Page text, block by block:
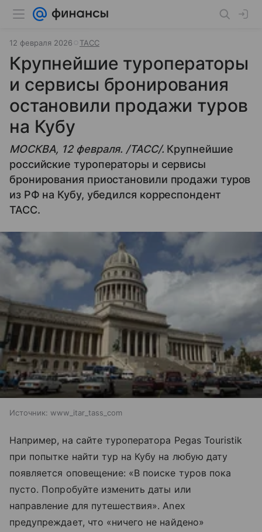
12 февраля 2026 ТАСС
Крупнейшие туроператоры
и сервисы бронирования
остановили продажи туров
на Кубу
МОСКВА, 12 февраля. /ТАСС/. Крупнейшие
российские туроператоры и сервисы
бронирования приостановили продажи туров
из РФ на Кубу, убедился корреспондент
ТАСС.
Источник: www_itar_tass_com
Например, на сайте туроператора Pegas Touristik
при попытке найти тур на Кубу на любую дату
появляется оповещение: «В поиске туров пока
пусто. Попробуйте изменить даты или
направление для путешествия». Anex
предупреждает, что «ничего не найдено»